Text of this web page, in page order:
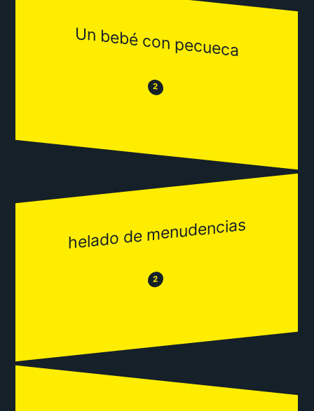
Un bebé con pecueca
😒 2 😂
helado de menudencias
😒 2 😂